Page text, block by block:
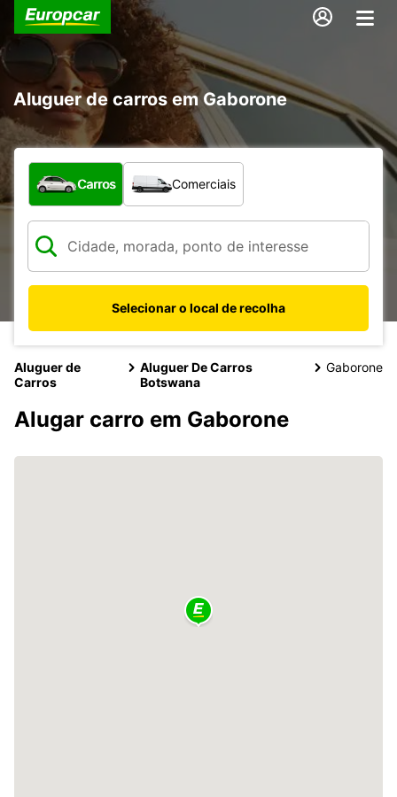
Aluguer de carros em Gaborone
Que tipo de veículo pretende?
Carros Comerciais
Selecionar o local de recolha
Aluguer de
Carros
Aluguer De Carros
Botswana
Gaborone
Alugar carro em Gaborone